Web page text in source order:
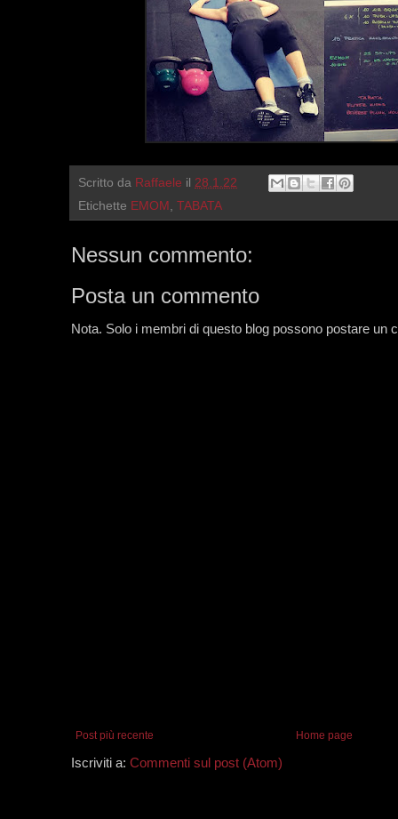
Scritto da Raffaele il 28.1.22
Etichette EMOM , TABATA
Nessun commento:
Posta un commento
Nota. Solo i membri di questo blog possono postare un
Post più recente Home page
Iscriviti a: Commenti sul post (Atom)